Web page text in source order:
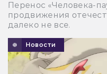
Перенос «Человека-
продвижения
далеко не все.
Новости